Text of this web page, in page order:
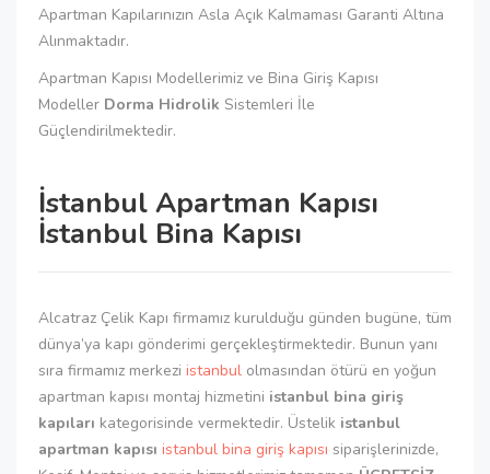
Apartman Kapılarınızın Asla Açık Kalmaması Garanti Altına
Alınmaktadır.
Apartman Kapısı Modellerimiz ve Bina Giriş Kapısı
Modeller Dorma Hidrolik Sistemleri İle
Güçlendirilmektedir.
İstanbul Apartman Kapısı
İstanbul Bina Kapısı
Alcatraz Çelik Kapı firmamız kurulduğu günden bugüne, tüm
dünya’ya kapı gönderimi gerçekleştirmektedir. Bunun yanı
sıra firmamız merkezi istanbul olmasından ötürü en yoğun
apartman kapısı montaj hizmetini istanbul bina giriş
kapıları kategorisinde vermektedir. Üstelik istanbul
apartman kapısı istanbul bina giriş kapısı siparişlerinizde,